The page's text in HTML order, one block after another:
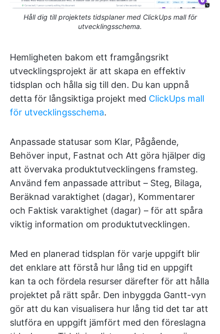
Håll dig till projektets tidsplaner med ClickUps mall för
utvecklingsschema.
Hemligheten bakom ett framgångsrikt
utvecklingsprojekt är att skapa en effektiv
tidsplan och hålla sig till den. Du kan uppnå
detta för långsiktiga projekt med ClickUps mall
för utvecklingsschema.
Anpassade statusar som Klar, Pågående,
Behöver input, Fastnat och Att göra hjälper dig
att övervaka produktutvecklingens framsteg.
Använd fem anpassade attribut – Steg, Bilaga,
Beräknad varaktighet (dagar), Kommentarer
och Faktisk varaktighet (dagar) – för att spåra
viktig information om produktutvecklingen.
Med en planerad tidsplan för varje uppgift blir
det enklare att förstå hur lång tid en uppgift
kan ta och fördela resurser därefter för att hålla
projektet på rätt spår. Den inbyggda Gantt-vyn
gör att du kan visualisera hur lång tid det tar att
slutföra en uppgift jämfört med den föreslagna